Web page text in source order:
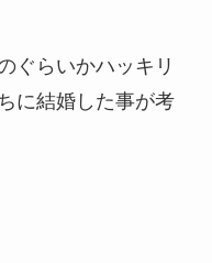
ぐらいかハッキリ
に結婚した事が考